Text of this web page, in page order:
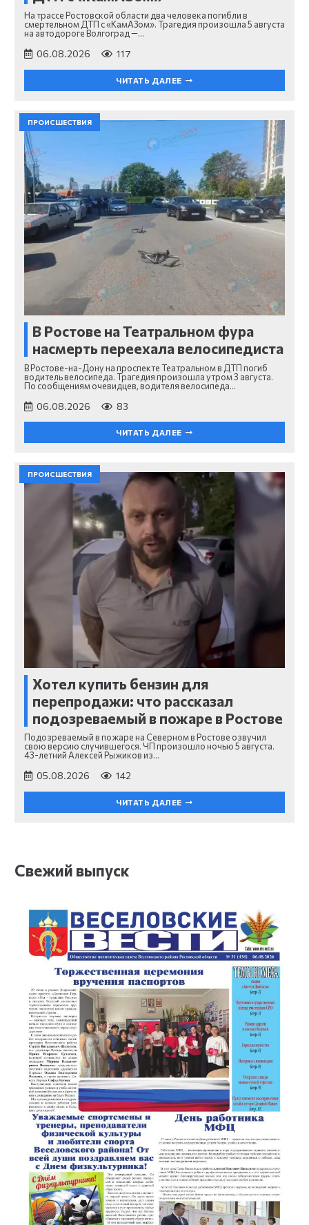
На трассе Ростовской области два человека погибли в
смертельном ДТП с «КамАЗом». Трагедия произошла 5 августа
на автодороге Волгоград —…
06.08.2026 117
ЧИТАТЬ ДАЛЕЕ
ПРОИСШЕСТВИЯ
В Ростове на Театральном фура
насмерть переехала велосипедиста
В Ростове-на-Дону на проспекте Театральном в ДТП погиб
водитель велосипеда. Трагедия произошла утром 3 августа.
По сообщениям очевидцев, водителя велосипеда…
06.08.2026 83
ЧИТАТЬ ДАЛЕЕ
ПРОИСШЕСТВИЯ
Хотел купить бензин для
перепродажи: что рассказал
подозреваемый в пожаре в Ростове
Подозреваемый в пожаре на Северном в Ростове озвучил
свою версию случившегося. ЧП произошло ночью 5 августа.
43-летний Алексей Рыжиков из…
05.08.2026 142
ЧИТАТЬ ДАЛЕЕ
Свежий выпуск